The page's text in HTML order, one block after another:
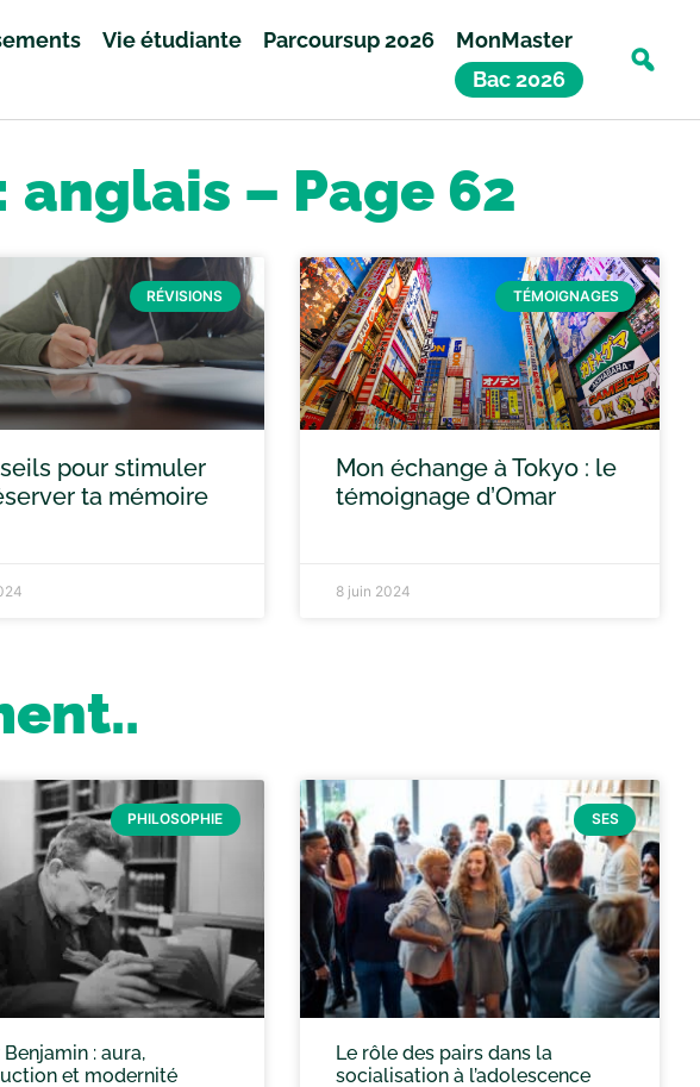
Vie étudiante Parcoursup 2026
MonMaster
Bac 2026
– Page 62
RÉVISIONS
pour stimuler
ta mémoire
TÉMOIGNAGES
Mon échange à Tokyo : le
témoignage d’Omar
8 juin 2024
PHILOSOPHIE
: aura,
et modernité
SES
Le rôle des pairs dans la
socialisation à l’adolescence